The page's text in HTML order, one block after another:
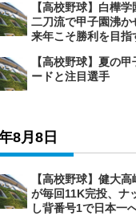
【高校野球】白樺
二刀流で甲子園沸か
来年こそ勝利を目指
【高校野球】夏の
ードと注目選手
8月8日
【高校野球】健大
が毎回11K完投、ナ
し背番号1で日本一